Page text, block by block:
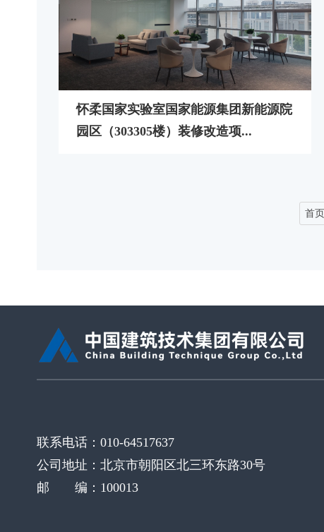
怀柔国家实验室国家能源集团新能源院
园区（303305楼）装修改造项...
首页
联系电话：010-64517637
公司地址：北京市朝阳区北三环东路30号
邮 编：100013